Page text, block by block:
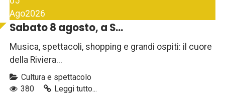
Ago2026
Sabato 8 agosto, a S...
Musica, spettacoli, shopping e grandi ospiti: il cuore
della Riviera...
Cultura e spettacolo
380
Leggi tutto...